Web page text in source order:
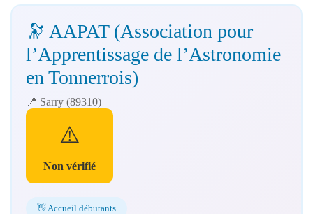
🔭 AAPAT (Association pour
l’Apprentissage de l’Astronomie
en Tonnerrois)
📍 Sarry (89310)
⚠️
Non vérifié
👋 Accueil débutants